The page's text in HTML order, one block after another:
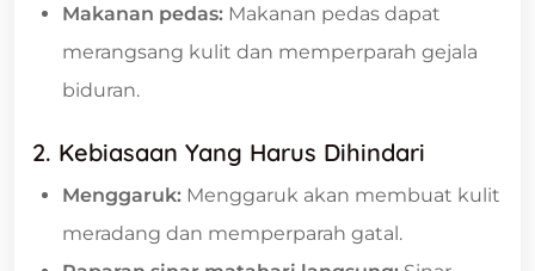
Makanan pedas: Makanan pedas dapat
merangsang kulit dan memperparah gejala
biduran.
2. Kebiasaan Yang Harus Dihindari
Menggaruk: Menggaruk akan membuat kulit
meradang dan memperparah gatal.